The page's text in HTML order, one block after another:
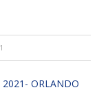
2021- ORLANDO